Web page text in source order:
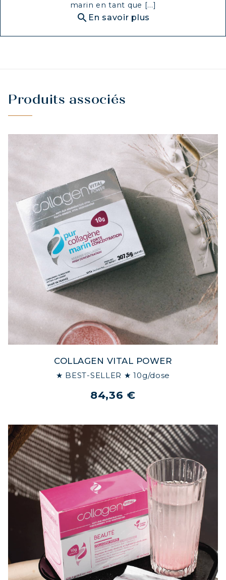
marin en tant que [...]
search En savoir plus
Produits associés
COLLAGEN VITAL POWER
★ BEST-SELLER ★ 10g/dose
84,36 €